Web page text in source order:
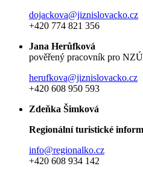
dojackova@jiznislovacko.cz
+420 774 821 356
Jana Herůfková
pověřený pracovník pro
herufkova@jiznislovacko.cz
+420 608 950 593
Zdeňka Šimková
Regionální turistické
info@regionalko.cz
+420 608 934 142